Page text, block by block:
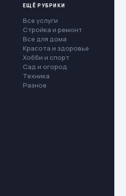
ЕЩЁ РУБРИКИ
Все услуги
Стройка и ремонт
Все для дома
Красота и здоровье
Хобби и спорт
Сад и огород
Техника
Разное